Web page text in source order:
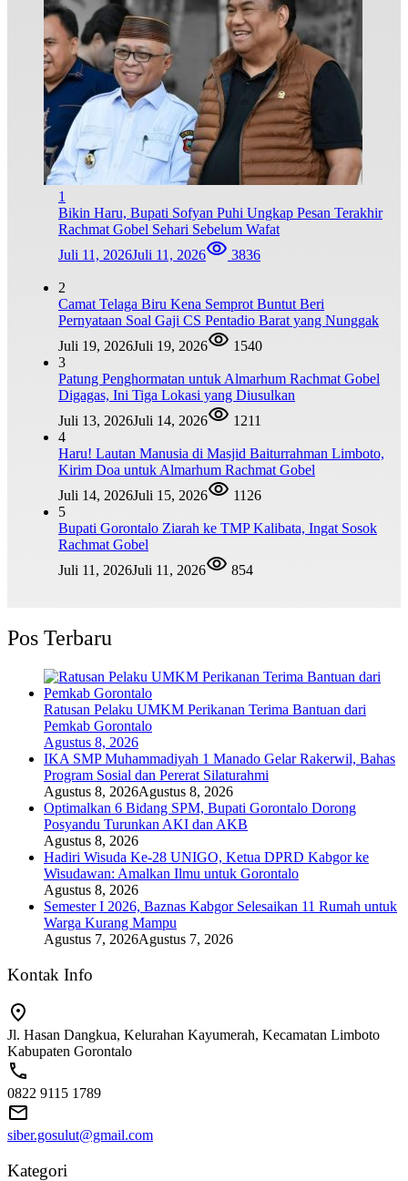
1
Bikin Haru, Bupati Sofyan Puhi Ungkap Pesan Terakhir
Rachmat Gobel Sehari Sebelum Wafat
Juli 11, 2026Juli 11, 2026 3836
2
Camat Telaga Biru Kena Semprot Buntut Beri
Pernyataan Soal Gaji CS Pentadio Barat yang Nunggak
Juli 19, 2026Juli 19, 2026
1540
3
Patung Penghormatan untuk Almarhum Rachmat Gobel
Digagas, Ini Tiga Lokasi yang Diusulkan
Juli 13, 2026Juli 14, 2026
1211
4
Haru! Lautan Manusia di Masjid Baiturrahman Limboto,
Kirim Doa untuk Almarhum Rachmat Gobel
Juli 14, 2026Juli 15, 2026
1126
5
Bupati Gorontalo Ziarah ke TMP Kalibata, Ingat Sosok
Rachmat Gobel
Juli 11, 2026Juli 11, 2026 854
Pos Terbaru
Ratusan Pelaku UMKM Perikanan Terima Bantuan dari
Pemkab Gorontalo
Agustus 8, 2026
IKA SMP Muhammadiyah 1 Manado Gelar Rakerwil, Bahas
Program Sosial dan Pererat Silaturahmi
Agustus 8, 2026Agustus 8, 2026
Optimalkan 6 Bidang SPM, Bupati Gorontalo Dorong
Posyandu Turunkan AKI dan AKB
Agustus 8, 2026
Hadiri Wisuda Ke-28 UNIGO, Ketua DPRD Kabgor ke
Wisudawan: Amalkan Ilmu untuk Gorontalo
Agustus 8, 2026
Semester I 2026, Baznas Kabgor Selesaikan 11 Rumah untuk
Warga Kurang Mampu
Agustus 7, 2026Agustus 7, 2026
Kontak Info
Jl. Hasan Dangkua, Kelurahan Kayumerah, Kecamatan Limboto
Kabupaten Gorontalo
0822 9115 1789
siber.gosulut@gmail.com
Kategori